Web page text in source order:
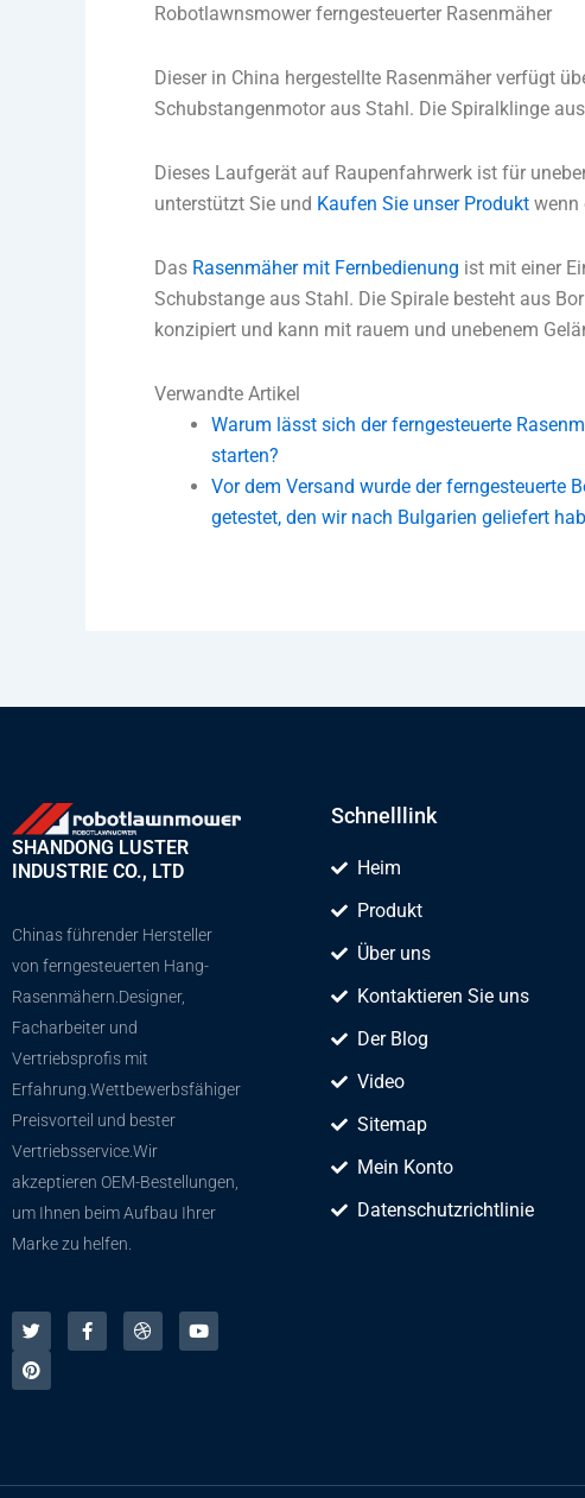
Robotlawnsmower ferngesteuerter Rasenmäher
Dieser in China hergestellte Rasenmäher verfügt
Schubstangenmotor aus Stahl. Die Spiralklinge
Dieses Laufgerät auf Raupenfahrwerk ist für
unterstützt Sie und Kaufen Sie unser Produkt wenn
Das Rasenmäher mit Fernbedienung ist mit einer
Schubstange aus Stahl. Die Spirale besteht aus
konzipiert und kann mit rauem und unebenem
Verwandte Artikel
Warum lässt sich der ferngesteuerte
starten?
Vor dem Versand wurde der ferngesteuerte
getestet, den wir nach Bulgarien geliefert
SHANDONG LUSTER
INDUSTRIE CO., LTD
Chinas führender Hersteller
von ferngesteuerten Hang-
Rasenmähern.Designer,
Facharbeiter und
Vertriebsprofis mit
Erfahrung.Wettbewerbsfähiger
Preisvorteil und bester
Vertriebsservice.Wir
akzeptieren OEM-Bestellungen,
um Ihnen beim Aufbau Ihrer
Marke zu helfen.
j
ó
s
á
a
c
e
r
i
b
o
u
t
i
n
e
r
Schnelllink
Heim
Produkt
Über uns
Kontaktieren Sie uns
Der Blog
Video
Sitemap
Mein Konto
Datenschutzrichtlinie